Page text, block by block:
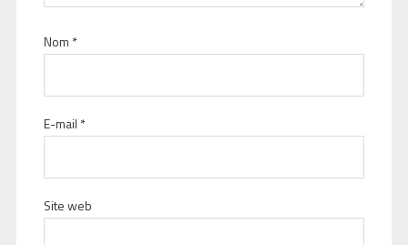
Nom *
E-mail *
Site web